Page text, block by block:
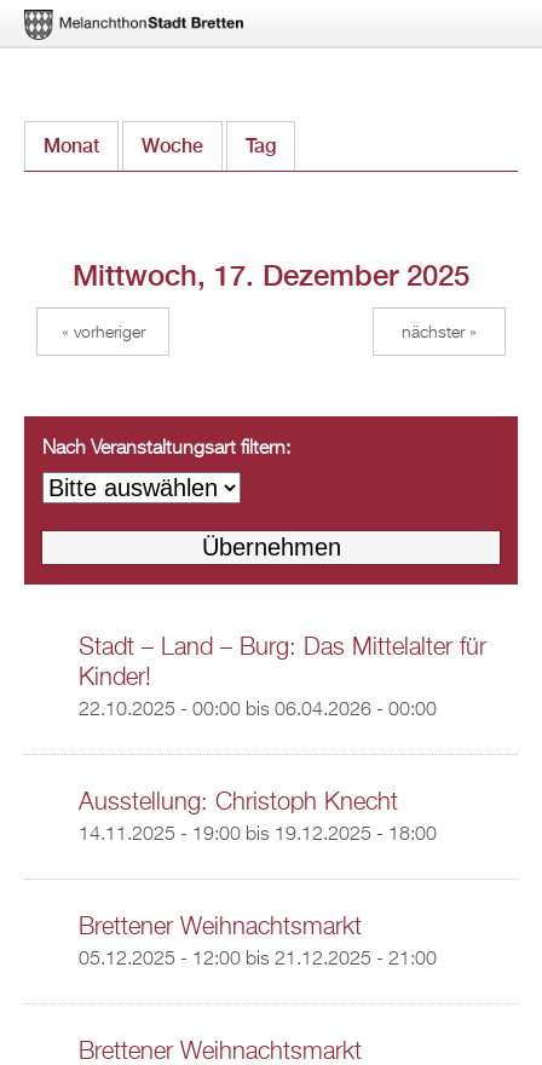
zum
Monat Woche Tag
Mittwoch, 17. Dezember 2025
« vorheriger nächster »
Nach Veranstaltungsart filtern:
Stadt – Land – Burg: Das Mittelalter für
Kinder!
22.10.2025 - 00:00bis 06.04.2026 - 00:00
Ausstellung: Christoph Knecht
14.11.2025 - 19:00bis 19.12.2025 - 18:00
Brettener Weihnachtsmarkt
05.12.2025 - 12:00bis 21.12.2025 - 21:00
Brettener Weihnachtsmarkt